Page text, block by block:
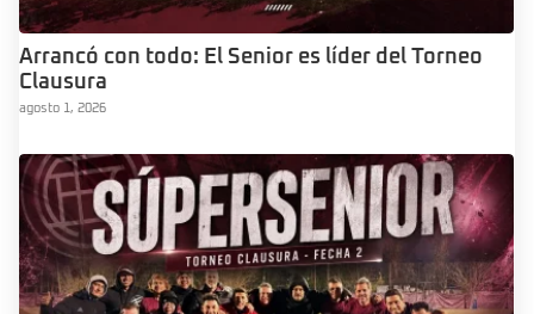
Arrancó con todo: El Senior es líder del Torneo
Clausura
agosto 1, 2026